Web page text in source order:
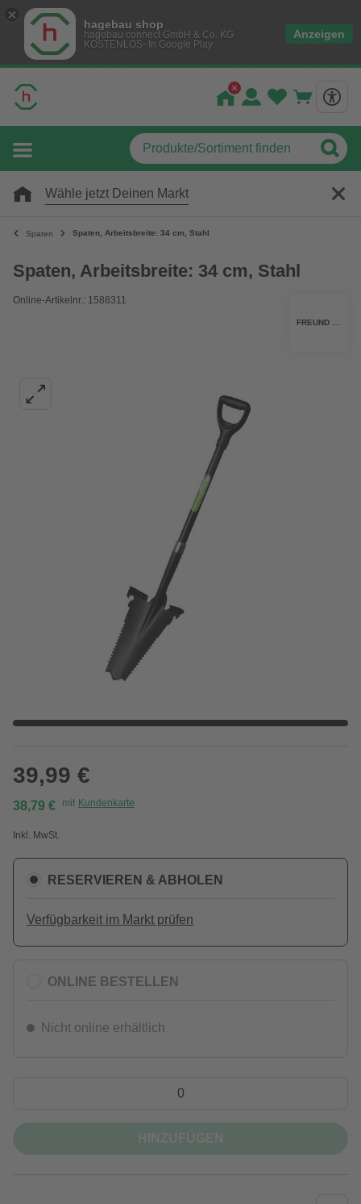
hagebau shop
hagebau connect GmbH & Co. KG
KOSTENLOS- In Google Play
Anzeigen
Wähle jetzt Deinen Markt
Spaten Spaten, Arbeitsbreite: 34 cm, Stahl
Spaten, Arbeitsbreite: 34 cm, Stahl
Online-Artikelnr.: 1588311
39,99 €
38,79 € mit Kundenkarte
Inkl. MwSt.
RESERVIEREN & ABHOLEN
Verfügbarkeit im Markt prüfen
ONLINE BESTELLEN
Nicht online erhältlich